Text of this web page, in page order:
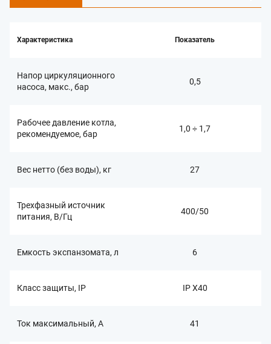
Характеристика Показатель
Напор циркуляционного
насоса, макс., бар
0,5
Рабочее давление котла,
рекомендуемое, бар
1,0 ÷ 1,7
Вес нетто (без воды), кг 27
Трехфазный источник
питания, В/Гц
400/50
Емкость экспанзомата, л 6
Класс защиты, IP IP Х40
Ток максимальный, А 41